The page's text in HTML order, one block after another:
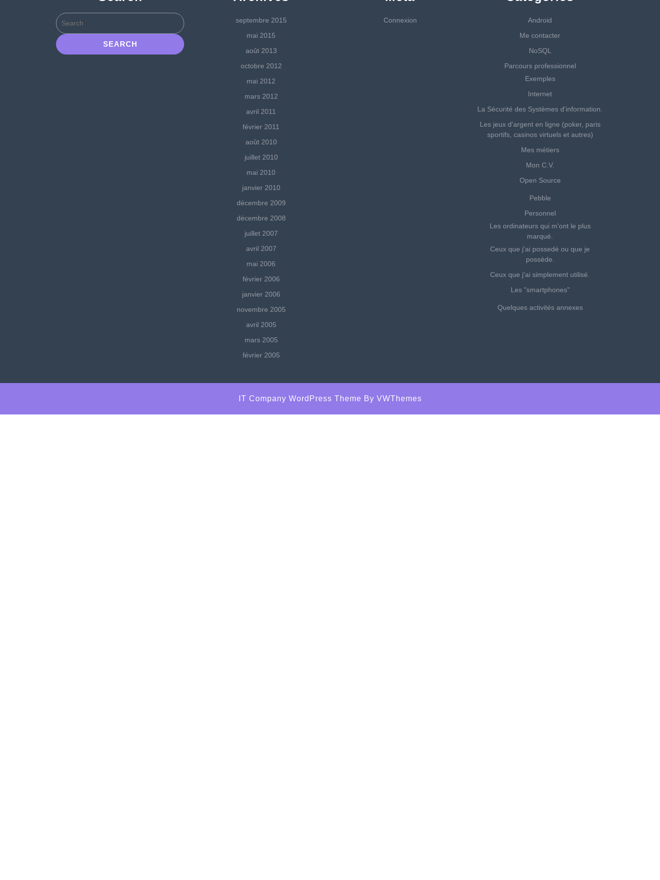
Search
for:
septembre 2015
mai 2015
août 2013
octobre 2012
mai 2012
mars 2012
avril 2011
février 2011
août 2010
juillet 2010
mai 2010
janvier 2010
décembre 2009
décembre 2008
juillet 2007
avril 2007
mai 2006
février 2006
janvier 2006
novembre 2005
avril 2005
mars 2005
février 2005
Connexion
Android
Me contacter
NoSQL
Parcours professionnel
Exemples
Internet
La Sécurité des Systèmes d'information.
Les jeux d'argent en ligne (poker, paris
sportifs, casinos virtuels et autres)
Mes métiers
Mon C.V.
Open Source
Pebble
Personnel
Les ordinateurs qui m'ont le plus
marqué.
Ceux que j'ai possedé ou que je
possède.
Ceux que j'ai simplement utilisé.
Les "smartphones"
Quelques activités annexes
IT Company WordPress Theme By VWThemes